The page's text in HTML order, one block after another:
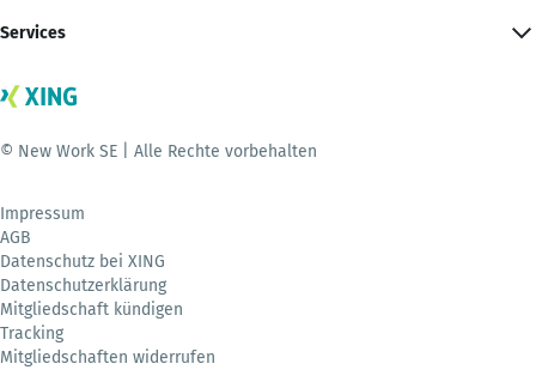
Services
© New Work SE | Alle Rechte vorbehalten
Impressum
AGB
Datenschutz bei XING
Datenschutzerklärung
Mitgliedschaft kündigen
Tracking
Mitgliedschaften widerrufen